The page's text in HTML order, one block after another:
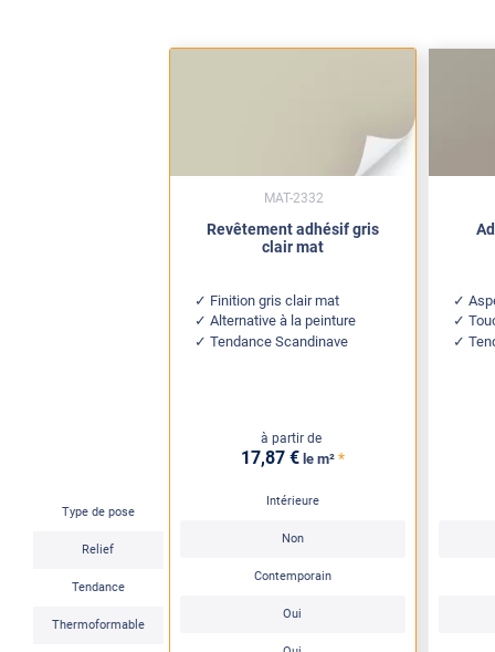
Type de pose
Relief
Tendance
Thermoformable
Revêtement adhésif gris
clair mat
Finition gris clair mat
Alternative à la peinture
Tendance Scandinave
à partir de
17,87 € le m² *
Intérieure
Non
Contemporain
Oui
MAT-2332